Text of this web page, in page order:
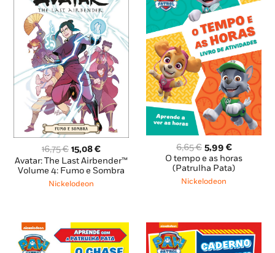
16,75€ O
preço
original
era:
15,08€O
preço
atual
Avatar: The Last Airbender™
Volume 4: Fumo e Sombra
Nickelodeon
6,65€ O
preço
original
era:
5,99 €O
preço
atual
O tempo e as horas
(Patrulha Pata)
Nickelodeon